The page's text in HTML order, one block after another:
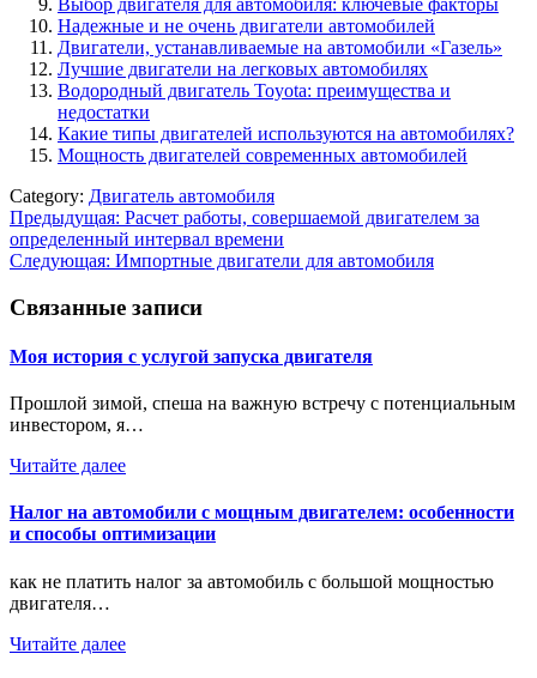
Надежные и не очень двигатели автомобилей
Двигатели, устанавливаемые на автомобили «Газель»
Лучшие двигатели на легковых автомобилях
Водородный двигатель Toyota: преимущества и
недостатки
Какие типы двигателей используются на автомобилях?
Мощность двигателей современных автомобилей
Category: Двигатель автомобиля
Навигация
по
Предыдущая: Расчет работы, совершаемой двигателем за
определенный интервал времени
Следующая: Импортные двигатели для автомобиля
Связанные записи
Моя история с услугой запуска двигателя
Прошлой зимой, спеша на важную встречу с потенциальным
инвестором, я…
Читайте далее
Налог на автомобили с мощным двигателем: особенности
и способы оптимизации
как не платить налог за автомобиль с большой мощностью
двигателя…
Читайте далее